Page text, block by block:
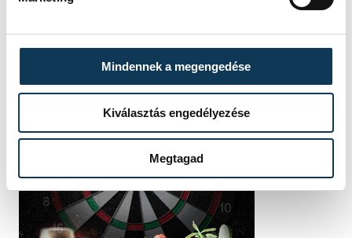
Mindennek a megengedése
Kiválasztás engedélyezése
Megtagad